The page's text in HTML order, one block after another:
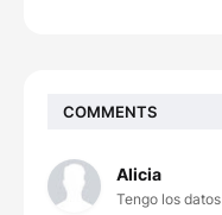
COMMENTS
Alicia
Tengo los datos